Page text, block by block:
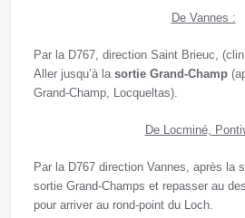
De Vannes :
Par la D767, direction Saint Brieuc,
Aller jusqu’à la sortie Grand-Champ
Grand-Champ, Locqueltas).
De Locminé,
Par la D767 direction Vannes, après la
sortie Grand-Champs et repasser au
pour arriver au rond-point du Loch.